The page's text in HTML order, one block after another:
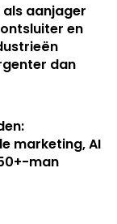
aanjager
en
dan
marketing, AI
man